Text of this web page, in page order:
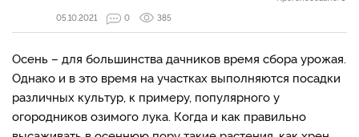
05.10.2021
0 385
Осень – для большинства дачников время сбора урожая.
Однако и в это время на участках выполняются посадки
различных культур, к примеру, популярного у
огородников озимого лука. Когда и как правильно